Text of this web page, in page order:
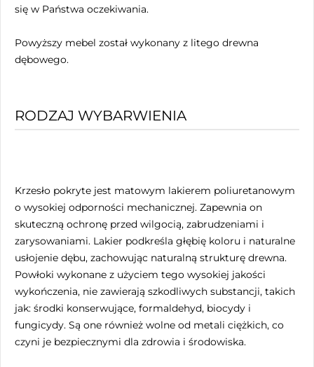
się w Państwa oczekiwania.
Powyższy mebel został wykonany z litego drewna
dębowego.
RODZAJ WYBARWIENIA
Krzesło pokryte jest matowym lakierem poliuretanowym
o wysokiej odporności mechanicznej. Zapewnia on
skuteczną ochronę przed wilgocią, zabrudzeniami i
zarysowaniami. Lakier podkreśla głębię koloru i naturalne
usłojenie dębu, zachowując naturalną strukturę drewna.
Powłoki wykonane z użyciem tego wysokiej jakości
wykończenia, nie zawierają szkodliwych substancji, takich
jak: środki konserwujące, formaldehyd, biocydy i
fungicydy. Są one również wolne od metali ciężkich, co
czyni je bezpiecznymi dla zdrowia i środowiska.